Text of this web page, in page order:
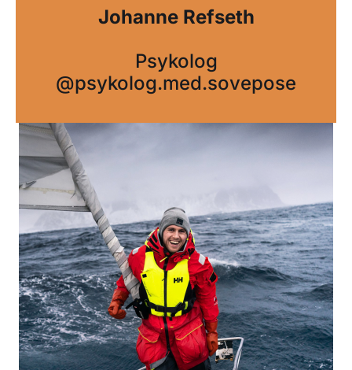
Johanne Refseth
Psykolog
@psykolog.med.sovepose